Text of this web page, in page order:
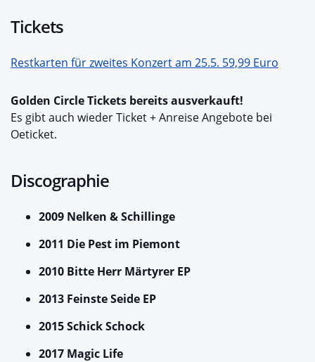
Tickets
Restkarten für zweites Konzert am 25.5. 59,99 Euro
Golden Circle Tickets bereits ausverkauft!
Es gibt auch wieder Ticket + Anreise Angebote bei
Oeticket.
Discographie
2009 Nelken & Schillinge
2011 Die Pest im Piemont
2010 Bitte Herr Märtyrer EP
2013 Feinste Seide EP
2015 Schick Schock
2017 Magic Life